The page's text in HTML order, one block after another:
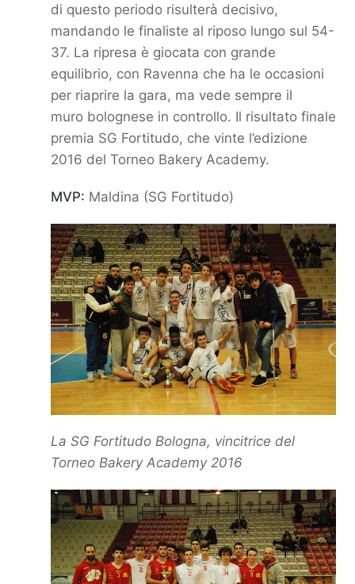
di questo periodo risulterà decisivo,
mandando le finaliste al riposo lungo sul 54-
37. La ripresa è giocata con grande
equilibrio, con Ravenna che ha le occasioni
per riaprire la gara, ma vede sempre il
muro bolognese in controllo. Il risultato finale
premia SG Fortitudo, che vinte l’edizione
2016 del Torneo Bakery Academy.
MVP: Maldina (SG Fortitudo)
La SG Fortitudo Bologna, vincitrice del
Torneo Bakery Academy 2016